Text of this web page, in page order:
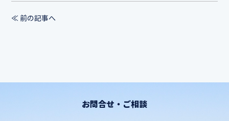
≪ 前の記事へ
お問合せ・ご相談